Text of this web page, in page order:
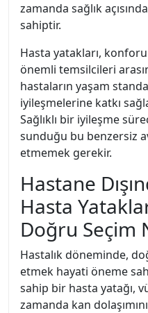
zamanda sağlık
sahiptir.
Hasta yatakları,
önemli temsilcileri
hastaların yaşam
iyileşmelerine katkı
Sağlıklı bir iyileşme
sunduğu bu benzersiz
etmemek gerekir.
Hastane
Hasta
Doğru Seçim
Hastalık döneminde,
etmek hayati öneme
sahip bir hasta yatağı,
zamanda kan